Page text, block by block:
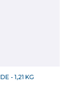
- 1,21 KG